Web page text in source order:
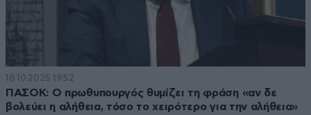
18·10·2025 19:52
ΠΑΣΟΚ: Ο πρωθυπουργός θυμίζει τη φράση «αν δε
βολεύει η αλήθεια, τόσο το χειρότερο για την αλήθεια»